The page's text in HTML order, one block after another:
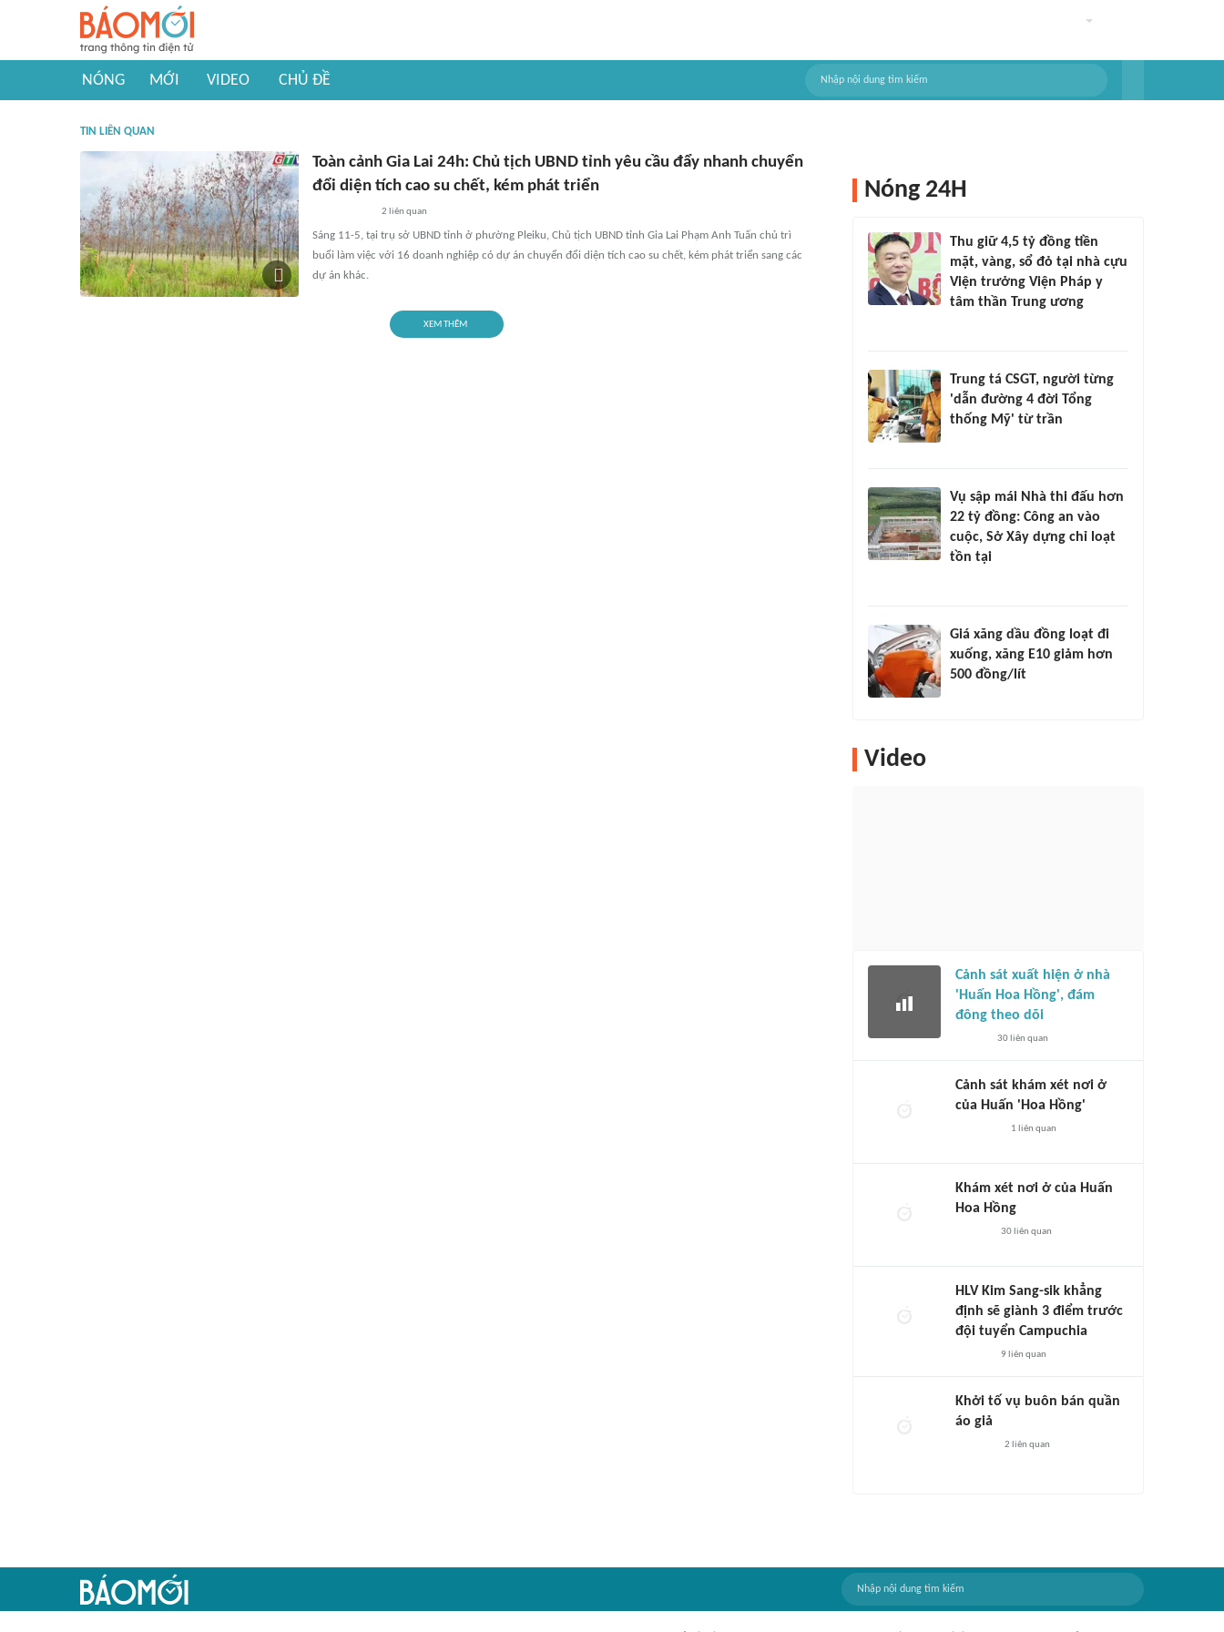
NÓNG MỚI VIDEO CHỦ ĐỀ
TIN LIÊN QUAN
Toàn cảnh Gia Lai 24h: Chủ tịch UBND tỉnh yêu cầu đẩy nhanh chuyển
đổi diện tích cao su chết, kém phát triển
2 liên quan
Sáng 11-5, tại trụ sở UBND tỉnh ở phường Pleiku, Chủ tịch UBND tỉnh Gia Lai Phạm Anh Tuấn chủ trì
buổi làm việc với 16 doanh nghiệp có dự án chuyển đổi diện tích cao su chết, kém phát triển sang các
dự án khác.
XEM THÊM
Nóng 24H
Thu giữ 4,5 tỷ đồng tiền
mặt, vàng, sổ đỏ tại nhà cựu
Viện trưởng Viện Pháp y
tâm thần Trung ương
Trung tá CSGT, người từng
'dẫn đường 4 đời Tổng
thống Mỹ' từ trần
Vụ sập mái Nhà thi đấu hơn
22 tỷ đồng: Công an vào
cuộc, Sở Xây dựng chỉ loạt
tồn tại
Giá xăng dầu đồng loạt đi
xuống, xăng E10 giảm hơn
500 đồng/lít
Video
Cảnh sát xuất hiện ở nhà
'Huấn Hoa Hồng', đám
đông theo dõi
30liên quan
Cảnh sát khám xét nơi ở
của Huấn 'Hoa Hồng'
1 liên quan
Khám xét nơi ở của Huấn
Hoa Hồng
30liên quan
HLV Kim Sang-sik khẳng
định sẽ giành 3 điểm trước
đội tuyển Campuchia
9 liên quan
Khởi tố vụ buôn bán quần
áo giả
2 liên quan